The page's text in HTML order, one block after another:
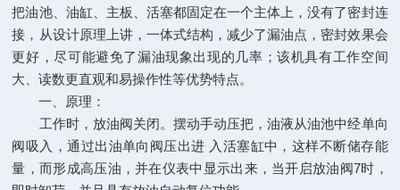
把油池、油缸、主板、活塞都固定在一个主体上，没有了密封连
接，从设计原理上讲，一体式结构，减少了漏油点，密封效果会
更好，尽可能避免了漏油现象出现的几率；该机具有工作空间
大、读数更直观和易操作性等优势特点。
一、原理：
工作时，放油阀关闭。摆动手动压把，油液从油池中经单向
阀吸入，通过出油单向阀压出进 入活塞缸中，这样不断储存能
量，而形成高压油，并在仪表中显示出来，当开启放油阀7时，